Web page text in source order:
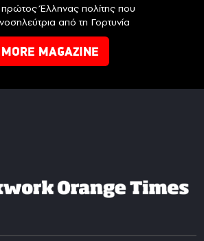
Έλληνας πολίτης που
από τη Γορτυνία
MORE MAGAZINE